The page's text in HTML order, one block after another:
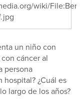
wiki/
un niño con
cáncer al
persona
¿Cuál es
largo de los años?